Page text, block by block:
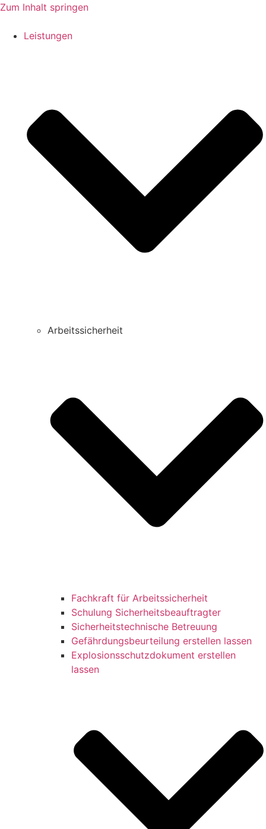
Zum Inhalt springen
Leistungen
Arbeitssicherheit
Fachkraft für Arbeitssicherheit
Schulung Sicherheitsbeauftragter
Sicherheitstechnische Betreuung
Gefährdungsbeurteilung erstellen lassen
Explosionsschutzdokument erstellen
lassen